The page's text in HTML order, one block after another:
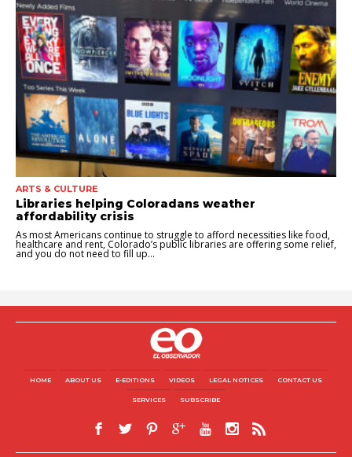
ARTS & CULTURE
Libraries helping Coloradans weather
affordability crisis
As most Americans continue to struggle to afford necessities like food,
healthcare and rent, Colorado’s public libraries are offering some relief,
and you do not need to fill up...
HOME ABOUT US E-EDITIONS VIDEOS LEGAL NOTICES CONTACT US
SERVICES SUBSCRIBE